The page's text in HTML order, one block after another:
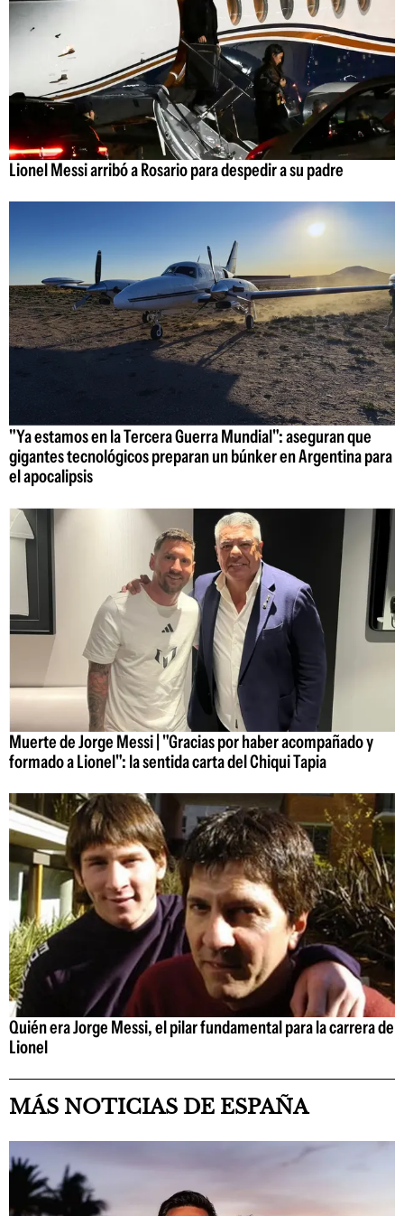
Lionel Messi arribó a Rosario para despedir a su padre
"Ya estamos en la Tercera Guerra Mundial": aseguran que
gigantes tecnológicos preparan un búnker en Argentina para
el apocalipsis
Muerte de Jorge Messi | "Gracias por haber acompañado y
formado a Lionel": la sentida carta del Chiqui Tapia
Quién era Jorge Messi, el pilar fundamental para la carrera de
Lionel
MÁS NOTICIAS DE ESPAÑA